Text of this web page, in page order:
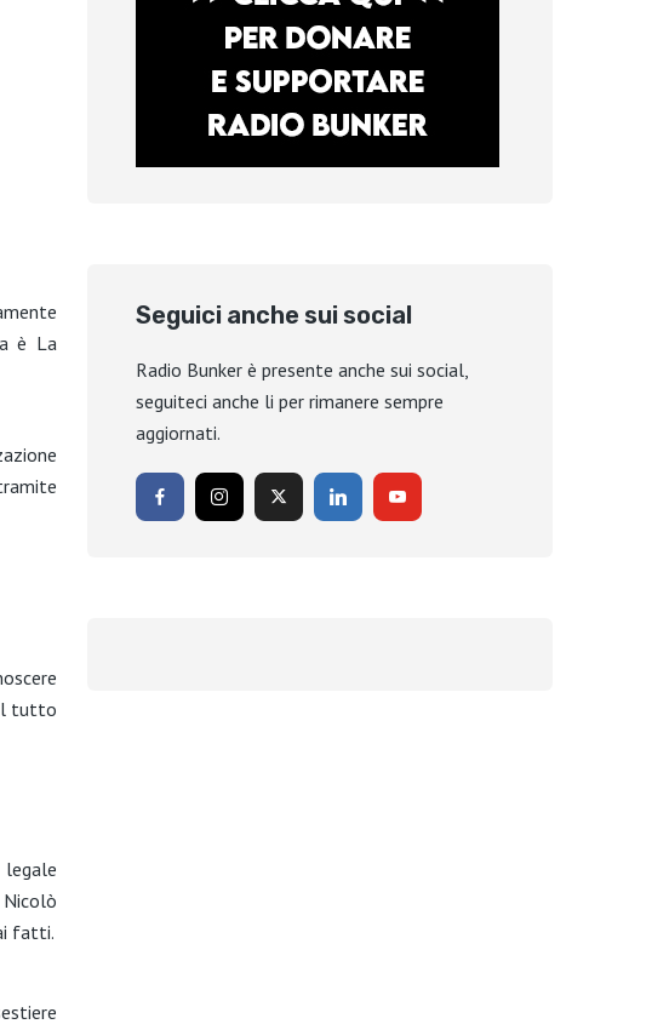
è La
tutto
fatti.
Seguici anche sui social
Radio Bunker è presente anche sui social,
seguiteci anche li per rimanere sempre
aggiornati.